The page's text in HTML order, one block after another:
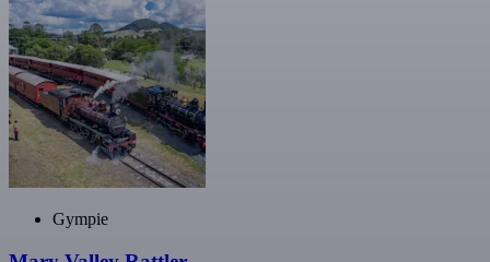
Gympie